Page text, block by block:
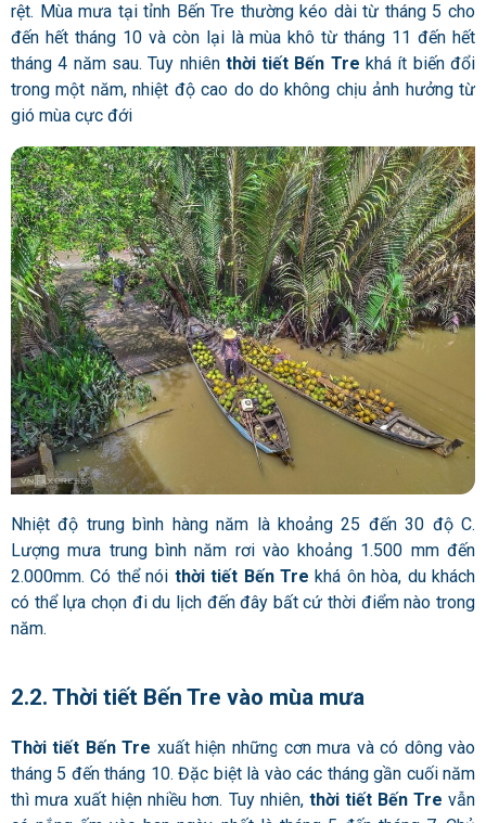
rệt. Mùa mưa tại tỉnh Bến Tre thường kéo dài từ tháng 5 cho
đến hết tháng 10 và còn lại là mùa khô từ tháng 11 đến hết
tháng 4 năm sau. Tuy nhiên thời tiết Bến Tre khá ít biến đổi
trong một năm, nhiệt độ cao do do không chịu ảnh hưởng từ
gió mùa cực đới
Nhiệt độ trung bình hàng năm là khoảng 25 đến 30 độ C.
Lượng mưa trung bình năm rơi vào khoảng 1.500 mm đến
2.000mm. Có thể nói thời tiết Bến Tre khá ôn hòa, du khách
có thể lựa chọn đi du lịch đến đây bất cứ thời điểm nào trong
năm.
2.2. Thời tiết Bến Tre vào mùa mưa
Thời tiết Bến Tre xuất hiện những cơn mưa và có dông vào
tháng 5 đến tháng 10. Đặc biệt là vào các tháng gần cuối năm
thì mưa xuất hiện nhiều hơn. Tuy nhiên, thời tiết Bến Tre vẫn